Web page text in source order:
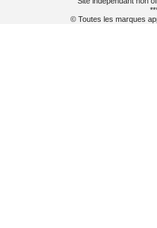
© Toutes les marques